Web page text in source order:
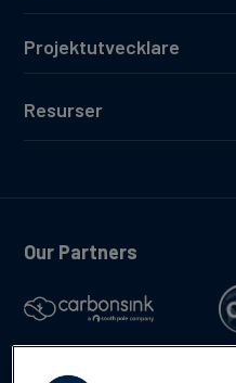
Projektutvecklare
Resurser
Our Partners